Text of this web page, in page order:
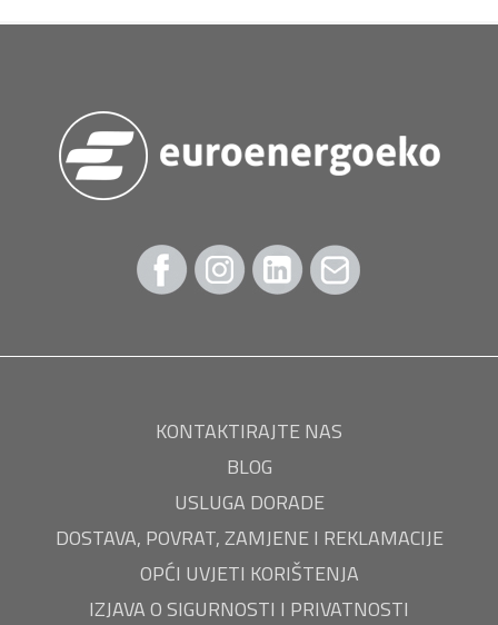
KONTAKTIRAJTE NAS
BLOG
USLUGA DORADE
DOSTAVA, POVRAT, ZAMJENE I REKLAMACIJE
OPĆI UVJETI KORIŠTENJA
IZJAVA O SIGURNOSTI I PRIVATNOSTI